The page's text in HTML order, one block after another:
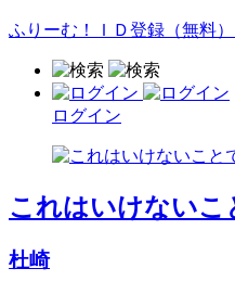
ふりーむ！ＩＤ登録（無料）
ログイン
これはいけないこ
杜崎